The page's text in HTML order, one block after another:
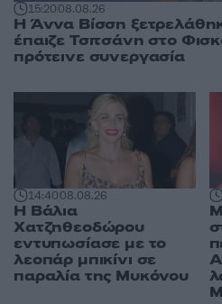
15:2008.08.26
Η Άννα Βίσση
έπαιζε Τσιτσάνη στο
πρότεινε συνεργασία
14:4008.08.26
Η Βάλια
Χατζηθεοδώρου
εντυπωσίασε με το
λεοπάρ μπικίνι σε
παραλία της Μυκόνου